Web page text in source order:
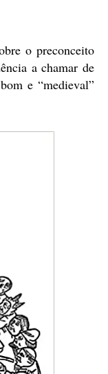
o preconceito
a chamar de
e “medieval”